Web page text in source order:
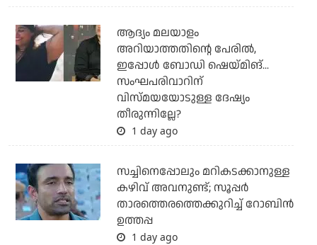
ആദ്യം മലയാളം
അറിയാത്തതിന്റെ പേരില്‍,
ഇപ്പോള്‍ ബോഡി ഷെയ്മിങ്...
സംഘപരിവാറിന്
വിസ്മയയോടുള്ള ദേഷ്യം
തീരുന്നില്ലേ?
1 day ago
സച്ചിനെപ്പോലും മറികടക്കാനുള്ള
കഴിവ് അവനുണ്ട്; സൂപ്പര്‍
താരത്തെരത്തെക്കുറിച്ച് റോബിന്‍
ഉത്തപ്പ
1 day ago